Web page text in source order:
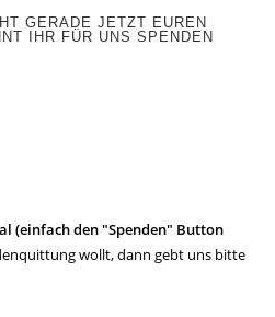
GERADE JETZT EUREN
IHR FÜR UNS SPENDEN
(einfach den "Spenden" Button
wollt, dann gebt uns bitte